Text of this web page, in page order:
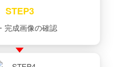
STEP3
完成画像の確認